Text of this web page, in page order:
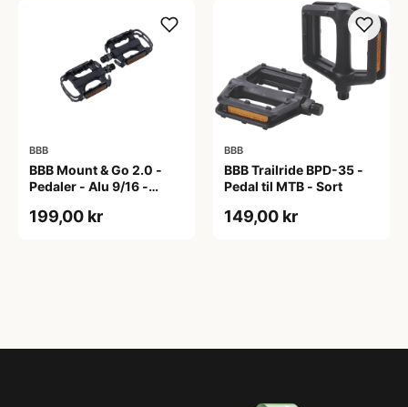
BBB
BBB Mount & Go 2.0 -
Pedaler - Alu 9/16 -
199,00 kr
BBB
BBB Trailride BPD-35 -
Pedal til MTB - Sort
149,00 kr